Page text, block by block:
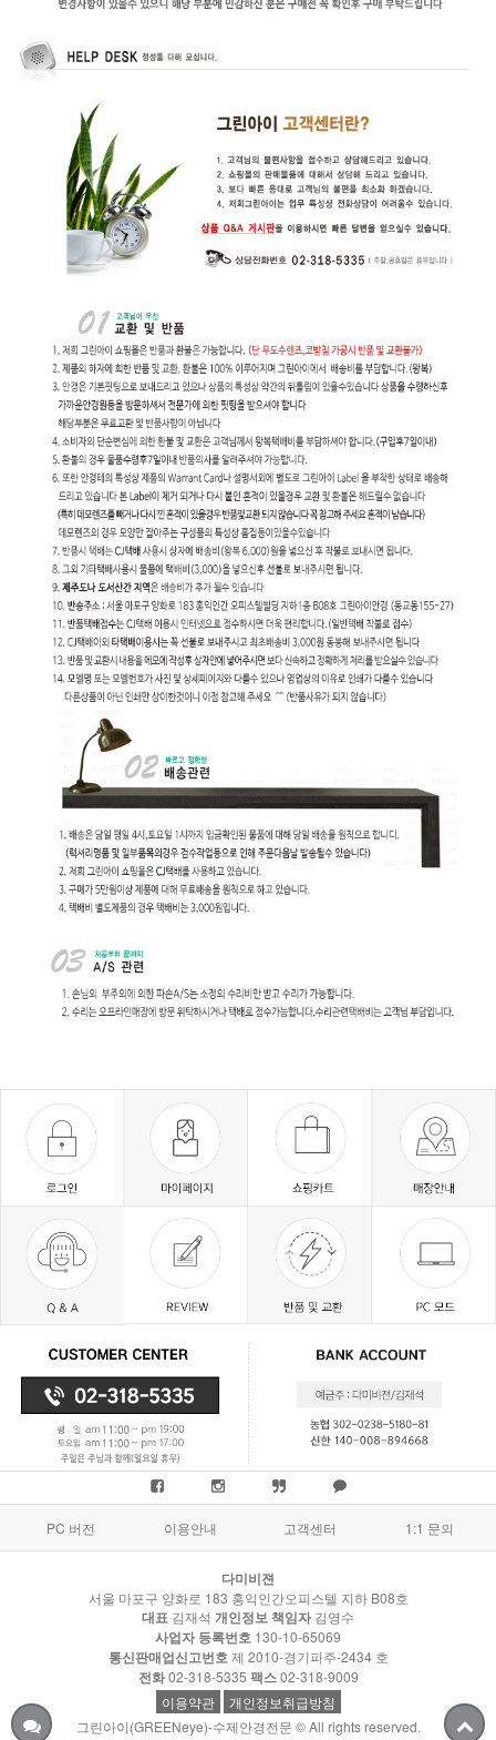
PC 버전 이용안내 고객센터 1:1 문의
다미비젼
서울 마포구 양화로 183 홍익인간오피스텔 지하 B08호
대표 김재석 개인정보 책임자 김영수
사업자 등록번호 130-10-65069
통신판매업신고번호 제 2010-경기파주-2434 호
전화02-318-5335 팩스02-318-9009
이용약관
개인정보취급방침
그린아이(GREENeye)-수제안경전문 © All rights reserved.